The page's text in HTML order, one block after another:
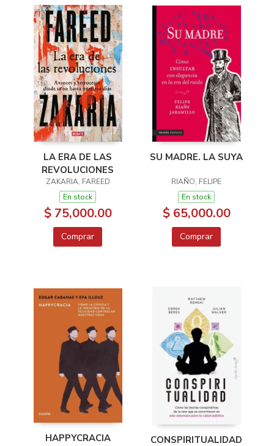
LA ERA DE LAS
REVOLUCIONES
ZAKARIA, FAREED
En stock
$ 75,000.00
Comprar
SU MADRE. LA SUYA
RIAÑO, FELIPE
En stock
$ 65,000.00
Comprar
HAPPYCRACIA CONSPIRITUALIDAD